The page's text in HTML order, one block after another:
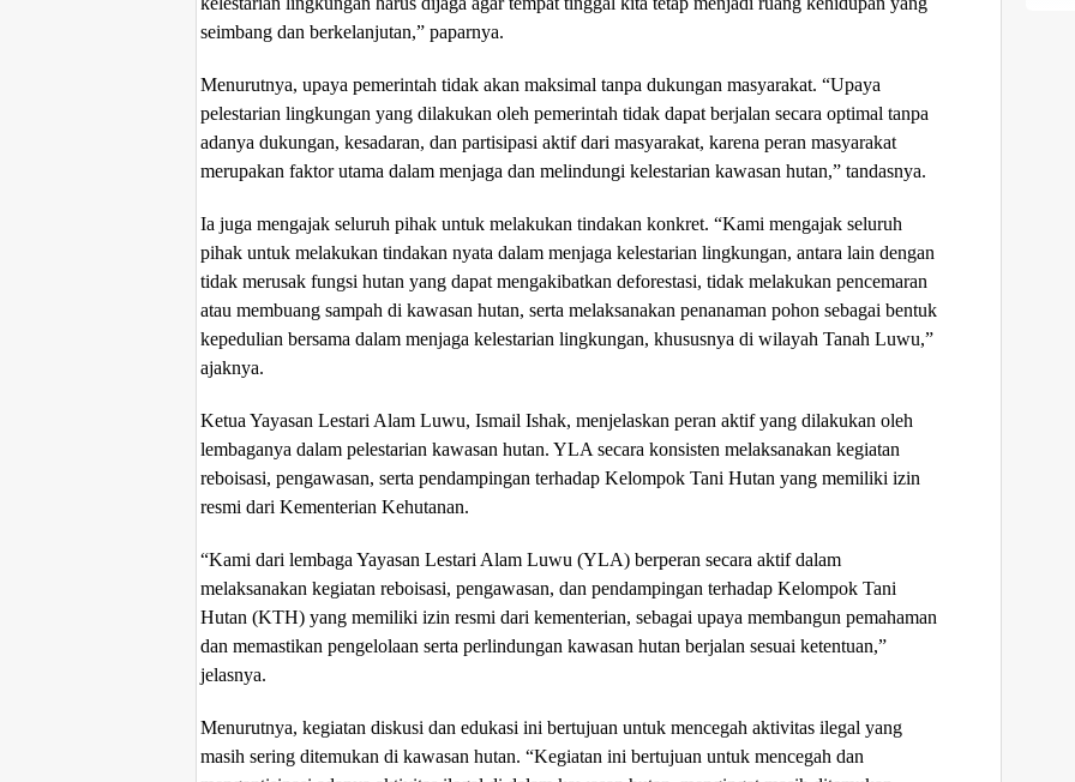
seimbang dan berkelanjutan,” paparnya.
Menurutnya, upaya pemerintah tidak akan maksimal tanpa dukungan masyarakat. “Upaya
pelestarian lingkungan yang dilakukan oleh pemerintah tidak dapat berjalan secara optimal tanpa
adanya dukungan, kesadaran, dan partisipasi aktif dari masyarakat, karena peran masyarakat
merupakan faktor utama dalam menjaga dan melindungi kelestarian kawasan hutan,” tandasnya.
Ia juga mengajak seluruh pihak untuk melakukan tindakan konkret. “Kami mengajak seluruh
pihak untuk melakukan tindakan nyata dalam menjaga kelestarian lingkungan, antara lain dengan
tidak merusak fungsi hutan yang dapat mengakibatkan deforestasi, tidak melakukan pencemaran
atau membuang sampah di kawasan hutan, serta melaksanakan penanaman pohon sebagai bentuk
kepedulian bersama dalam menjaga kelestarian lingkungan, khususnya di wilayah Tanah Luwu,”
ajaknya.
Ketua Yayasan Lestari Alam Luwu, Ismail Ishak, menjelaskan peran aktif yang dilakukan oleh
lembaganya dalam pelestarian kawasan hutan. YLA secara konsisten melaksanakan kegiatan
reboisasi, pengawasan, serta pendampingan terhadap Kelompok Tani Hutan yang memiliki izin
resmi dari Kementerian Kehutanan.
“Kami dari lembaga Yayasan Lestari Alam Luwu (YLA) berperan secara aktif dalam
melaksanakan kegiatan reboisasi, pengawasan, dan pendampingan terhadap Kelompok Tani
Hutan (KTH) yang memiliki izin resmi dari kementerian, sebagai upaya membangun pemahaman
dan memastikan pengelolaan serta perlindungan kawasan hutan berjalan sesuai ketentuan,”
jelasnya.
Menurutnya, kegiatan diskusi dan edukasi ini bertujuan untuk mencegah aktivitas ilegal yang
masih sering ditemukan di kawasan hutan. “Kegiatan ini bertujuan untuk mencegah dan